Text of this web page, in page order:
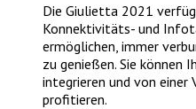
Die Giulietta 2021
Konnektivitäts- und
ermöglichen, immer
zu genießen. Sie können
integrieren und von einer
profitieren.